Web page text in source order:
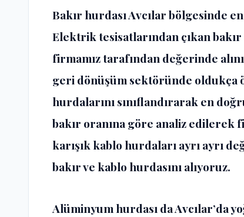
Bakır hurdası Avcılar bölgesinde
Elektrik tesisatlarından çıkan
firmamız tarafından değerinde
geri dönüşüm sektöründe oldukça
hurdalarını sınıflandırarak en
bakır oranına göre analiz edilerek
karışık kablo hurdaları ayrı ayrı
bakır ve kablo hurdasını alıyoruz.
Alüminyum hurdası da Avcılar’da